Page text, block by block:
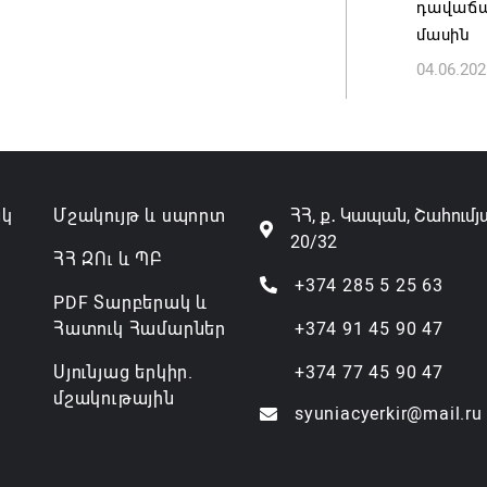
մասին
Մշակույթ և սպորտ
ՀՀ ԶՈւ և ՊԲ
PDF Տարբերակ և
Հատուկ Համարներ
Սյունյաց երկիր.
մշակութային
ՀՀ, ք․ Կապան,
20/32
+374 285 5 25 63
+374 91 45 90 47
+374 77 45 90 47
syuniacyerkir@mail.ru